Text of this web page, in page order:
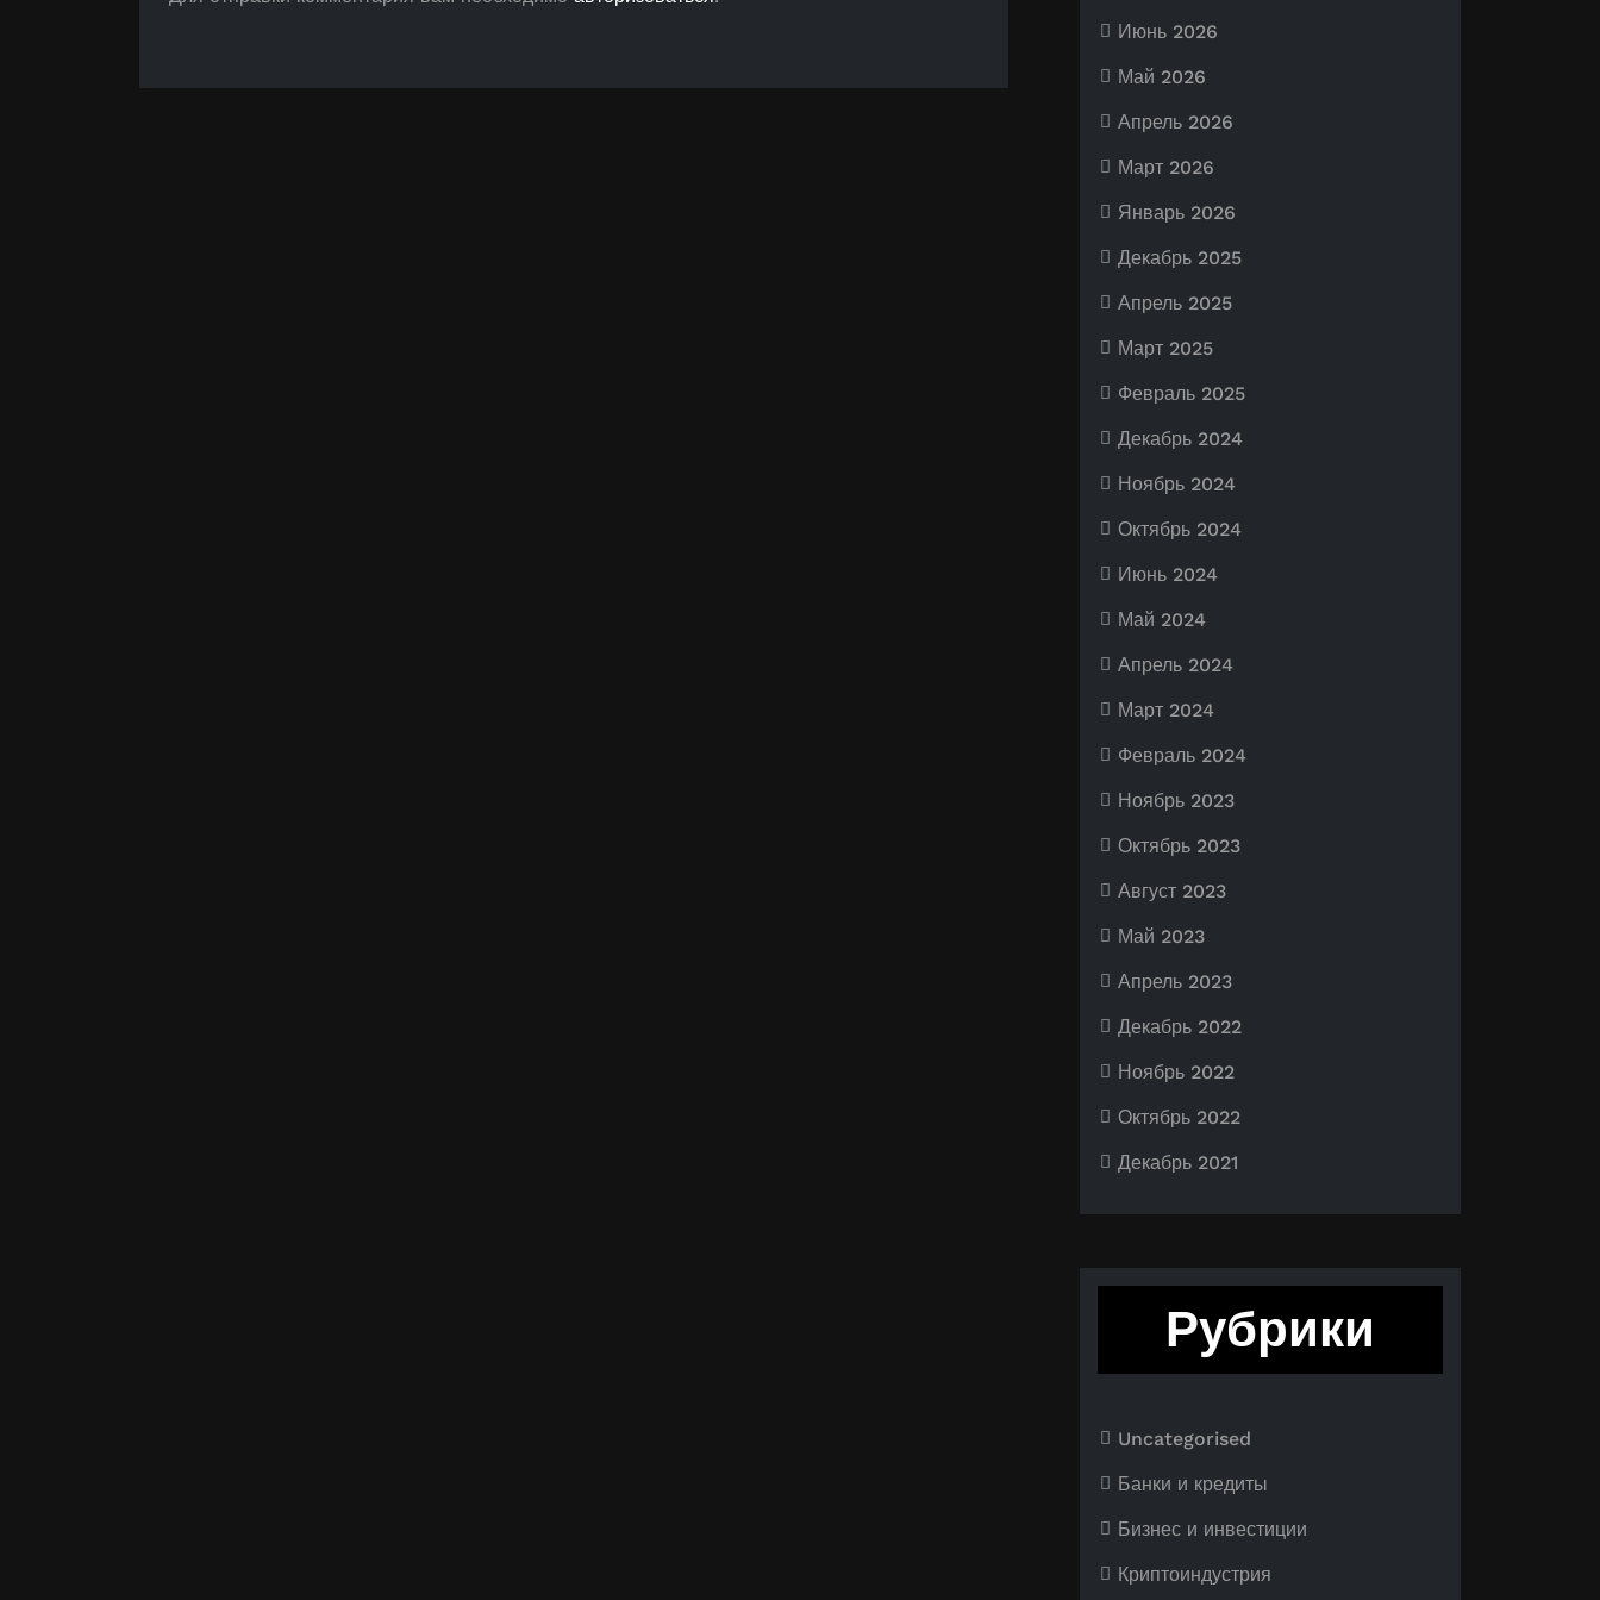
Июнь 2026
Май 2026
Апрель 2026
Март 2026
Январь 2026
Декабрь 2025
Апрель 2025
Март 2025
Февраль 2025
Декабрь 2024
Ноябрь 2024
Октябрь 2024
Июнь 2024
Май 2024
Апрель 2024
Март 2024
Февраль 2024
Ноябрь 2023
Октябрь 2023
Август 2023
Май 2023
Апрель 2023
Декабрь 2022
Ноябрь 2022
Октябрь 2022
Декабрь 2021
Рубрики
Uncategorised
Банки и кредиты
Бизнес и инвестиции
Криптоиндустрия